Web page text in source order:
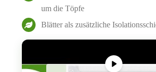
um die Töpfe
Blätter als zusätzliche